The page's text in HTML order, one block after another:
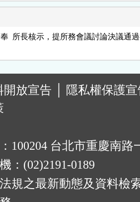
所長核示，提所務會議討論決議通
開放宣告
隱私權保護
100204 台北市重慶南路
(02)2191-0189
規之最新動態及資料檢